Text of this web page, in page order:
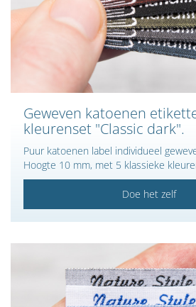
Geweven katoenen
kleurenset "Classic dark".
Puur katoenen label individueel
Hoogte 10 mm, met 5 klassieke
Doe het zelf